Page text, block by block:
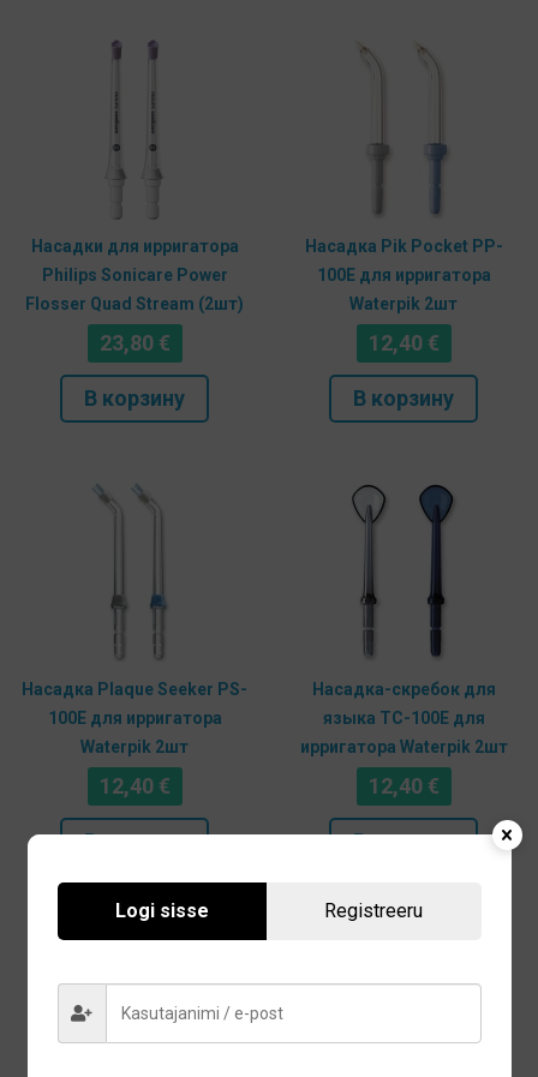
Насадки для ирригатора
Philips Sonicare Power
Flosser Quad Stream (2шт)
23,80€
В корзину
Насадка Pik Pocket PP-
100E для ирригатора
Waterpik 2шт
12,40€
В корзину
Насадка Plaque Seeker PS-
100E для ирригатора
Waterpik 2шт
12,40€
В корзину
Насадка-скребок для
языка TC-100E для
ирригатора Waterpik 2шт
12,40€
В корзину
Logi sisse Registreeru